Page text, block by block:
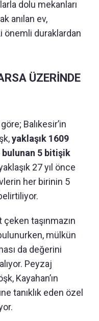
dolu mekanları
anılan ev,
önemli duraklardan
ÜZERİNDE
Balıkesir’in
yaklaşık 1609
5 bitişik
27 yıl önce
her birinin 5
çeken taşınmazın
mülkün
da değerini
Peyzaj
Kayahan’ın
tanıklık eden özel